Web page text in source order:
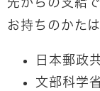
お持ちのかた
日本郵政
文部科学